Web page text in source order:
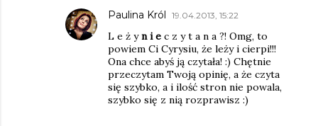
Paulina Król 19.04.2013, 15:22
L e ż yn i e c z y t a n a ?! Omg, to
powiem Ci Cyrysiu, że leży i cierpi!!!
Ona chce abyś ją czytała! :) Chętnie
przeczytam Twoją opinię, a że czyta
się szybko, a i ilość stron nie powala,
szybko się z nią rozprawisz :)